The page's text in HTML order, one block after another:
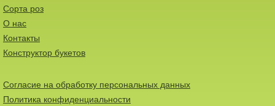
Сорта роз
О нас
Контакты
Конструктор букетов
Согласие на обработку персональных данных
Политика конфиденциальности